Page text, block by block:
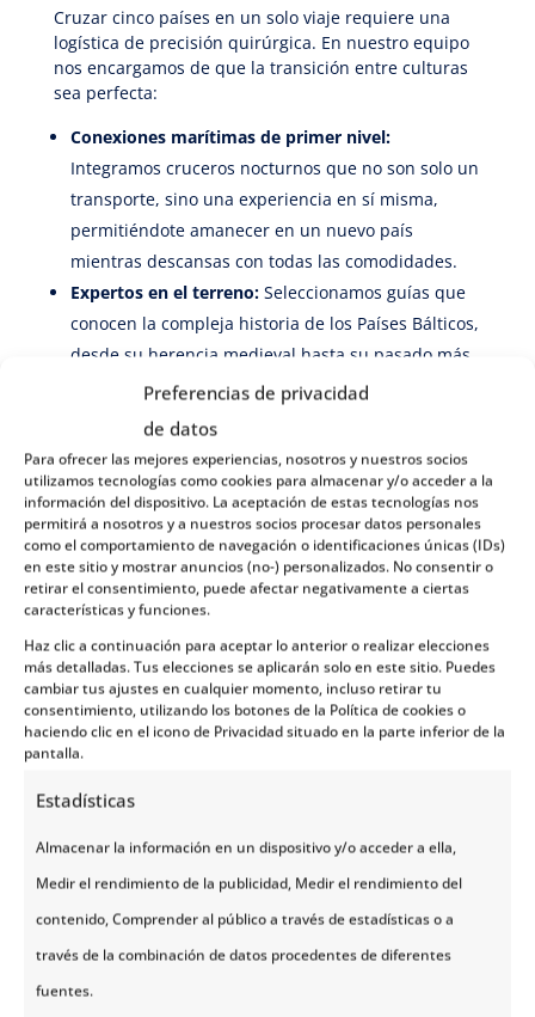
Preferencias de privacidad
de datos
Para ofrecer las mejores experiencias, nosotros y nuestros socios
utilizamos tecnologías como cookies para almacenar y/o acceder a la
información del dispositivo. La aceptación de estas tecnologías nos
permitirá a nosotros y a nuestros socios procesar datos personales
como el comportamiento de navegación o identificaciones únicas (IDs)
en este sitio y mostrar anuncios (no-) personalizados. No consentir o
retirar el consentimiento, puede afectar negativamente a ciertas
características y funciones.
Haz clic a continuación para aceptar lo anterior o realizar elecciones
más detalladas. Tus elecciones se aplicarán solo en este sitio. Puedes
cambiar tus ajustes en cualquier momento, incluso retirar tu
consentimiento, utilizando los botones de la Política de cookies o
haciendo clic en el icono de Privacidad situado en la parte inferior de la
pantalla.
Estadísticas
Almacenar la información en un dispositivo y/o acceder a ella,
Medir el rendimiento de la publicidad, Medir el rendimiento del
contenido, Comprender al público a través de estadísticas o a
través de la combinación de datos procedentes de diferentes
fuentes.
Cruzar cinco países en un solo viaje requiere una
logística de precisión quirúrgica. En nuestro equipo
nos encargamos de que la transición entre culturas
sea perfecta:
Conexiones marítimas de primer nivel:
Integramos cruceros nocturnos que no son solo un
transporte, sino una experiencia en sí misma,
permitiéndote amanecer en un nuevo país
mientras descansas con todas las comodidades.
Expertos en el terreno:Seleccionamos guías que
conocen la compleja historia de los Países Bálticos,
desde su herencia medieval hasta su pasado más
reciente, siempre comunicándolo de forma amena
Rutas optimizadas:
Hemos equilibrado las
distancias por carretera para que los trayectos
sean cómodos, con paradas en enclaves naturales
y monumentos nacionales que suelen pasar
desapercibidos para el turista convencional.
Un recorrido por tres mundos
distintos
Para que entiendas la riqueza de este viaje, lo
hemos estructurado en tres grandes bloques que
definen la personalidad de la región:
1. El Legado Escandinavo y Finés
Estocolmo y Helsinki. Aquí verás la arquitectura
más vanguardista del norte y disfrutarás del estilo
embarcarnos hacia el sur. Es el punto de partida
ideal para entender la influencia sueca en todo el
mar Báltico.